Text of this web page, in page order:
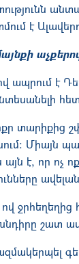
է
ապրում է
տարիքից
Միայն
է, որ ոչ
շատ